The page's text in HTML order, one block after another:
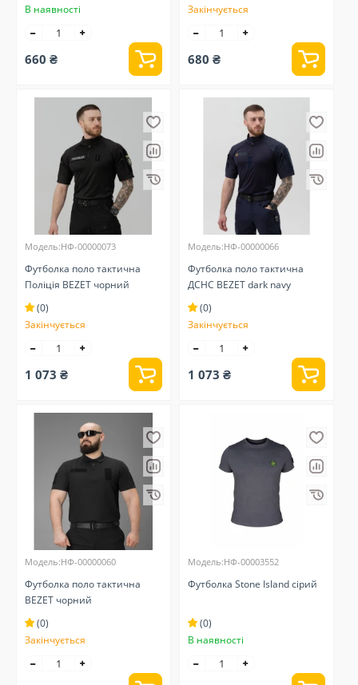
В наявності
660 ₴
Закінчується
680 ₴
Модель:НФ-00000073
Футболка поло тактична
Поліція BEZET чорний
(0)
Закінчується
1 073 ₴
Модель:НФ-00000066
Футболка поло тактична
ДСНС BEZET dark navy
(0)
Закінчується
1 073 ₴
Модель:НФ-00000060
Футболка поло тактична
BEZET чорний
(0)
Закінчується
Модель:НФ-00003552
Футболка Stone Island сірий
(0)
В наявності